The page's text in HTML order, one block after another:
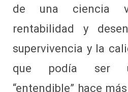
de una ciencia
rentabilidad y
supervivencia y la
que podía ser
“entendible” hace